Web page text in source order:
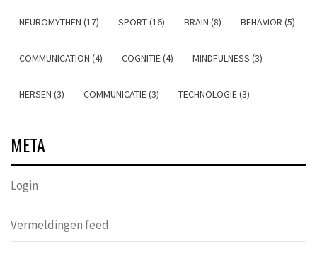
NEUROMYTHEN (17) SPORT (16) BRAIN (8) BEHAVIOR (5)
COMMUNICATION (4) COGNITIE (4) MINDFULNESS (3)
HERSEN (3) COMMUNICATIE (3) TECHNOLOGIE (3)
META
Login
Vermeldingen feed